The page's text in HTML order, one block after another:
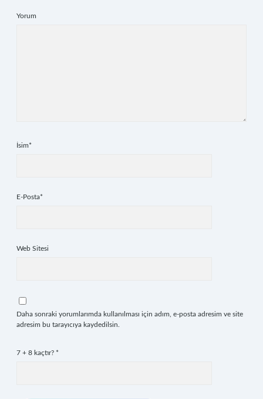
Yorum
İsim*
E-Posta*
Web Sitesi
Daha sonraki yorumlarımda kullanılması için adım, e-posta adresim ve site
adresim bu tarayıcıya kaydedilsin.
7 + 8 kaçtır? *